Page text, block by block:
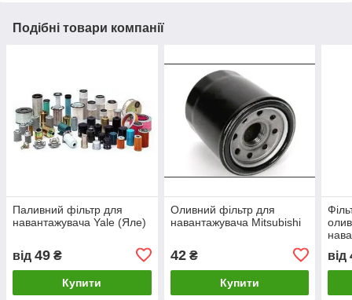
Подібні товари компанії
Паливний фільтр для
навантажувача Yale (Яле)
від 49 ₴
Купити
Оливний фільтр для
навантажувача Mitsubishi
42₴
Купити
від